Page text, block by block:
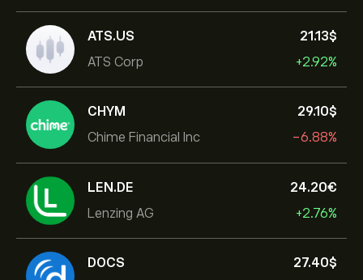
ATS.US
ATS Corp
21.13‎$‎
+2.92%
CHYM
Chime Financial Inc
29.10‎$‎
-6.88%
LEN.DE
Lenzing AG
24.20‎€‎
+2.76%
DOCS
27.40‎$‎